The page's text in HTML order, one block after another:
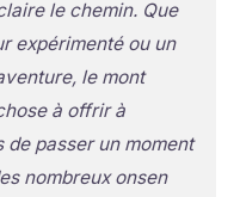
le chemin. Que
expérimenté ou un
le mont
à offrir à
de passer un moment
nombreux onsen